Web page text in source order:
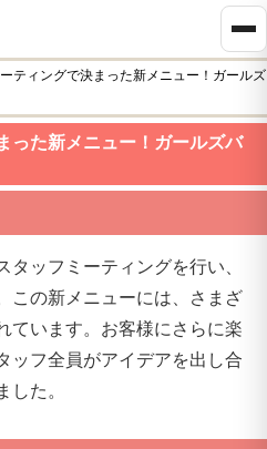
ティングで決まった新メニュー！ガールズ
った新メニュー！ガールズバ
ッフミーティングを行い、
この新メニューには、さまざ
ています。お客様にさらに楽
ッフ全員がアイデアを出し合
した。